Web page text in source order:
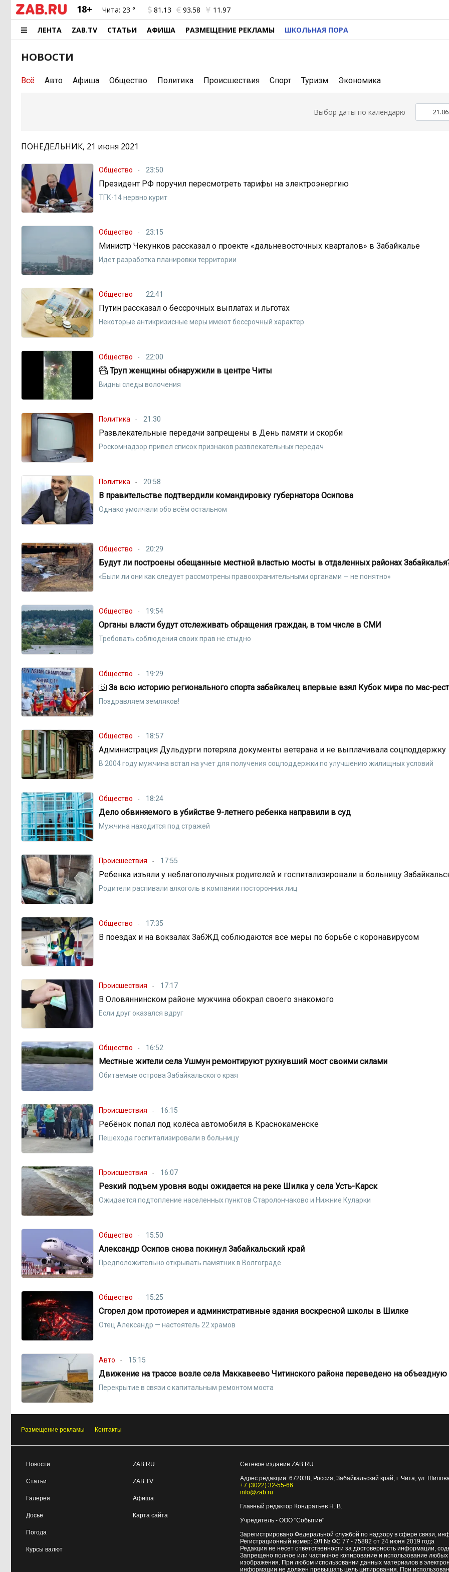
18+ Чита: 23 ° 81.13 93.58 11.97
ЛЕНТА ZAB.TV СТАТЬИ АФИША РАЗМЕЩЕНИЕ РЕКЛАМЫ ШКОЛЬНАЯ ПОРА
НОВОСТИ
Всё Авто Афиша Общество Политика Происшествия Спорт Туризм Экономика
Выбор даты по календарю
ПОНЕДЕЛЬНИК, 21 июня 2021
Общество 23:50
Президент РФ поручил пересмотреть тарифы на электроэнергию
ТГК-14 нервно курит
Общество 23:15
Министр Чекунков рассказал о проекте «дальневосточных кварталов» в Забайкалье
Идет разработка планировки территории
Общество 22:41
Путин рассказал о бессрочных выплатах и льготах
Некоторые антикризисные меры имеют бессрочный характер
Общество 22:00
Труп женщины обнаружили в центре Читы
Видны следы волочения
Политика 21:30
Развлекательные передачи запрещены в День памяти и скорби
Роскомнадзор привел список признаков развлекательных передач
Политика 20:58
В правительстве подтвердили командировку губернатора Осипова
Однако умолчали обо всём остальном
Общество 20:29
Будут ли построены обещанные местной властью мосты в отдаленных районах
«Были ли они как следует рассмотрены правоохранительными органами — не понятно»
Общество 19:54
Органы власти будут отслеживать обращения граждан, в том числе в СМИ
Требовать соблюдения своих прав не стыдно
Общество 19:29
За всю историю регионального спорта забайкалец впервые взял Кубок мира по мас-
Поздравляем земляков!
Общество 18:57
Администрация Дульдурги потеряла документы ветерана и не выплачивала соцподдержку
В 2004 году мужчина встал на учет для получения соцподдержки по улучшению жилищных условий
Общество 18:24
Дело обвиняемого в убийстве 9-летнего ребенка направили в суд
Мужчина находится под стражей
Происшествия 17:55
Ребенка изъяли у неблагополучных родителей и госпитализировали в больницу
Родители распивали алкоголь в компании посторонних лиц
Общество 17:35
В поездах и на вокзалах ЗабЖД соблюдаются все меры по борьбе с коронавирусом
Происшествия 17:17
В Оловяннинском районе мужчина обокрал своего знакомого
Если друг оказался вдруг
Общество 16:52
Местные жители села Ушмун ремонтируют рухнувший мост своими силами
Обитаемые острова Забайкальского края
Происшествия 16:15
Ребёнок попал под колёса автомобиля в Краснокаменске
Пешехода госпитализировали в больницу
Происшествия 16:07
Резкий подъем уровня воды ожидается на реке Шилка у села Усть-Карск
Ожидается подтопление населенных пунктов Старолончаково и Нижние Куларки
Общество 15:50
Александр Осипов снова покинул Забайкальский край
Предположительно открывать памятник в Волгограде
Общество 15:25
Сгорел дом протоиерея и административные здания воскресной школы в Шилке
Отец Александр — настоятель 22 храмов
Авто 15:15
Движение на трассе возле села Маккавеево Читинского района переведено на объездную
Перекрытие в связи с капитальным ремонтом моста
Размещение рекламы Контакты
Новости
Статьи
Галерея
Досье
Погода
Курсы валют
ZAB.RU
ZAB.TV
Афиша
Карта сайта
Сетевое издание ZAB.RU
Адрес редакции: 672038, Россия, Забайкальский край, г. Чита, ул.
+7 (3022) 32-55-66
info@zab.ru
Главный редактор Кондратьев Н. В.
Учредитель - ООО "Событие"
Зарегистрировано Федеральной службой по надзору в сфере связи,
Регистрационный номер: ЭЛ № ФС 77 - 75882 от 24 июня 2019 года
Редакция не несет ответственности за достоверность информации,
Запрещено полное или частичное копирование и использование
изображения. При любом использовании данных материалов в
информации не должен превышать цель цитирования. При